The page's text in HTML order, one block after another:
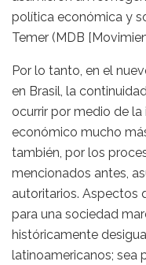
política económica y
Temer (MDB
Por lo tanto, en el
en Brasil, la
ocurrir por medio de
económico mucho
también, por los
mencionados antes,
autoritarios. Aspectos
para una sociedad
históricamente
latinoamericanos; sea